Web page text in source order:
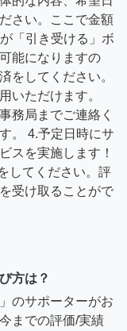
さい。ここで金額
「引き受ける」ボ
能になりますの
をしてください。
いただけます。
務局までご連絡く
。 4.予定日時にサ
スを実施します！
してください。評
受け取ることがで
方は？
のサポーターがお
までの評価/実績